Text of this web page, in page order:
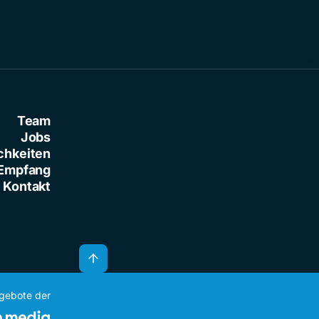
Team
Jobs
Kontakt
der